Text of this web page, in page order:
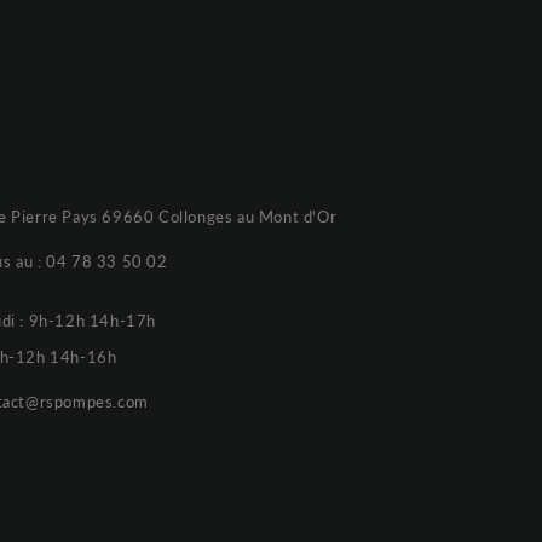
Pierre Pays 69660 Collonges au Mont d'Or
au :04 78 33 50 02
: 9h-12h 14h-17h
12h 14h-16h